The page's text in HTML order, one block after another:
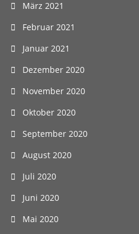
März 2021
Februar 2021
Januar 2021
Dezember 2020
November 2020
Oktober 2020
September 2020
August 2020
Juli 2020
Juni 2020
Mai 2020